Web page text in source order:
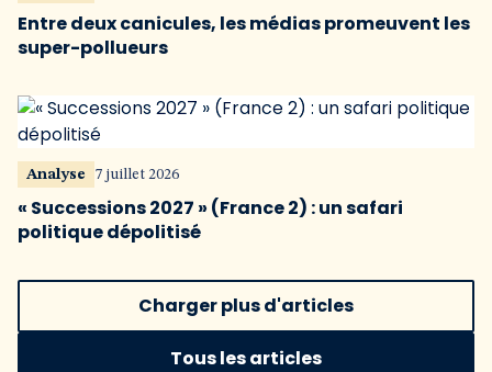
Entre deux canicules, les médias promeuvent les
super-pollueurs
Analyse 7 juillet 2026
« Successions 2027 » (France 2) : un safari
politique dépolitisé
Charger plus d'articles
Tous les articles